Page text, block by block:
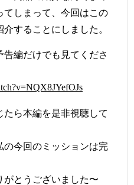
てしまって、今回はこの
することにしました。
編だけでも見てくださ
ら本編を是非視聴して
今回のミッションは完
がとうございました〜